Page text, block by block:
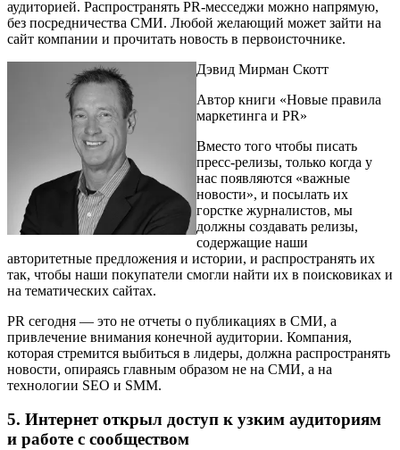
аудиторией. Распространять PR-месседжи можно напрямую,
без посредничества СМИ. Любой желающий может зайти на
сайт компании и прочитать новость в первоисточнике.
Дэвид Мирман Скотт
Автор книги «Новые правила
маркетинга и PR»
Вместо того чтобы писать
пресс-релизы, только когда у
нас появляются «важные
новости», и посылать их
горстке журналистов, мы
должны создавать релизы,
содержащие наши
авторитетные предложения и истории, и распространять их
так, чтобы наши покупатели смогли найти их в поисковиках и
на тематических сайтах.
PR сегодня — это не отчеты о публикациях в СМИ, а
привлечение внимания конечной аудитории. Компания,
которая стремится выбиться в лидеры, должна распространять
новости, опираясь главным образом не на СМИ, а на
технологии SEO и SMM.
5. Интернет открыл доступ к узким аудиториям
и работе с сообществом